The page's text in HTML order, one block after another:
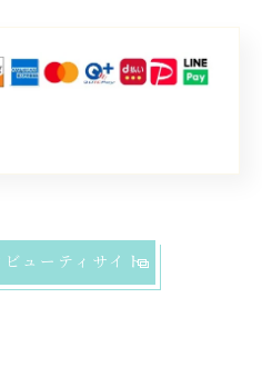
ューティサイト